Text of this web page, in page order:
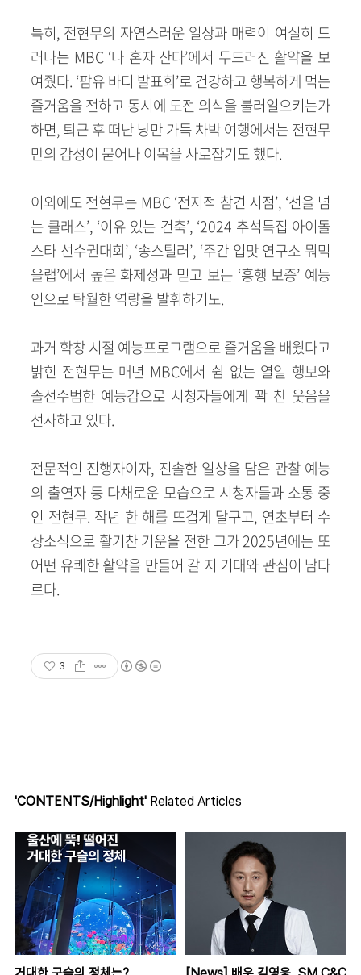
특히, 전현무의 자연스러운 일상과 매력이 여실히 드
러나는 MBC ‘나 혼자 산다’에서 두드러진 활약을 보
여줬다. ‘팜유 바디 발표회’로 건강하고 행복하게 먹는
즐거움을 전하고 동시에 도전 의식을 불러일으키는가
하면, 퇴근 후 떠난 낭만 가득 차박 여행에서는 전현무
만의 감성이 묻어나 이목을 사로잡기도 했다.
이외에도 전현무는 MBC ‘전지적 참견 시점’, ‘선을 넘
는 클래스’, ‘이유 있는 건축’, ‘2024 추석특집 아이돌
스타 선수권대회’, ‘송스틸러’, ‘주간 입맛 연구소 뭐먹
을랩’에서 높은 화제성과 믿고 보는 ‘흥행 보증’ 예능
인으로 탁월한 역량을 발휘하기도.
과거 학창 시절 예능프로그램으로 즐거움을 배웠다고
밝힌 전현무는 매년 MBC에서 쉼 없는 열일 행보와
솔선수범한 예능감으로 시청자들에게 꽉 찬 웃음을
선사하고 있다.
전문적인 진행자이자, 진솔한 일상을 담은 관찰 예능
의 출연자 등 다채로운 모습으로 시청자들과 소통 중
인 전현무. 작년 한 해를 뜨겁게 달구고, 연초부터 수
상소식으로 활기찬 기운을 전한 그가 2025년에는 또
어떤 유쾌한 활약을 만들어 갈 지 기대와 관심이 남다
르다.
3
'CONTENTS/Highlight' Related Articles